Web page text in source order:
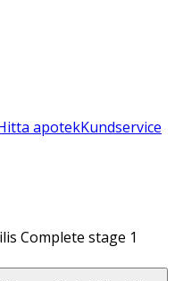
apotekKundservice
Complete stage 1